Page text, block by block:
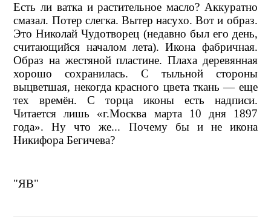
Есть ли ватка и растительное масло? Аккуратно
смазал. Потер слегка. Вытер насухо. Вот и образ.
Это Николай Чудотворец (недавно был его день,
считающийся началом лета). Икона фабричная.
Образ на жестяной пластине. Плаха деревянная
хорошо сохранилась. С тыльной стороны
выцветшая, некогда красного цвета ткань — еще
тех времён. С торца иконы есть надписи.
Читается лишь «г.Москва марта 10 дня 1897
года». Ну что же... Почему бы и не икона
Никифора Бегичева?
"ЯВ"